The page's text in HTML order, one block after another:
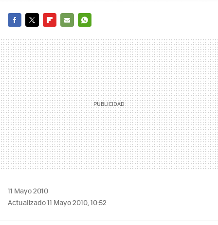
MAIL
11 Mayo 2010
Actualizado 11 Mayo 2010, 10:52